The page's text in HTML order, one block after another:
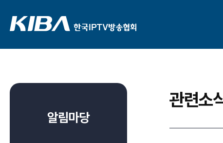
알림마당
관련소